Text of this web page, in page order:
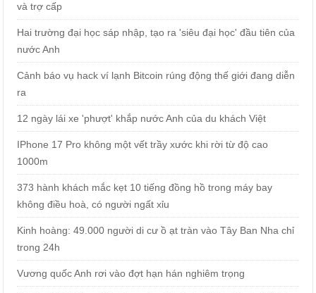
và trợ cấp
Hai trường đại học sáp nhập, tạo ra 'siêu đại học' đầu tiên của
nước Anh
Cảnh báo vụ hack ví lạnh Bitcoin rúng động thế giới đang diễn
ra
12 ngày lái xe 'phượt' khắp nước Anh của du khách Việt
IPhone 17 Pro không một vết trầy xước khi rời từ độ cao
1000m
373 hành khách mắc kẹt 10 tiếng đồng hồ trong máy bay
không điều hoà, có người ngất xỉu
Kinh hoàng: 49.000 người di cư ồ ạt tràn vào Tây Ban Nha chỉ
trong 24h
Vương quốc Anh rơi vào đợt hạn hán nghiêm trọng